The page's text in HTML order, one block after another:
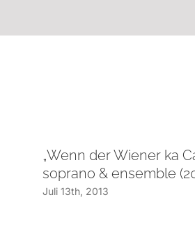
„Wenn der Wiener ka
soprano & ensemble
Juli 13th, 2013